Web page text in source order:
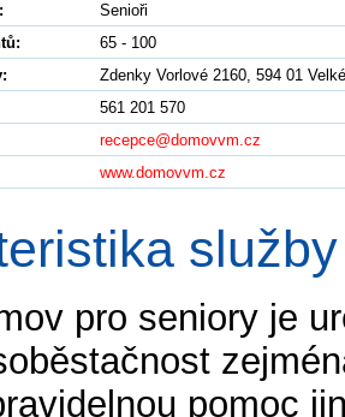
Senioři
65 - 100
Zdenky Vorlové 2160, 594 01
561 201 570
recepce@domovvm.cz
www.domovvm.cz
služby
pro seniory je
pomoc